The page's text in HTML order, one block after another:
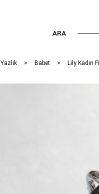
ARA
Yazlık Babet Lily Kadın